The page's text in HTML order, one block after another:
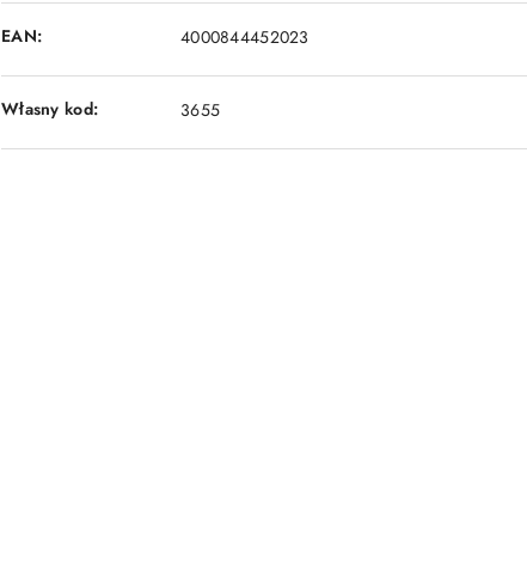
EAN: 4000844452023
Własny kod: 3655